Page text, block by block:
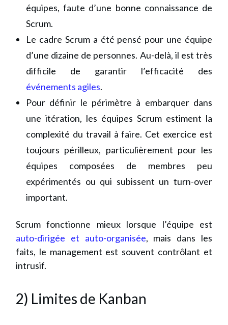
équipes, faute d’une bonne connaissance de
Scrum.
Le cadre Scrum a été pensé pour une équipe
d’une dizaine de personnes. Au-delà, il est très
difficile de garantir l’efficacité des
événements agiles.
Pour définir le périmètre à embarquer dans
une itération, les équipes Scrum estiment la
complexité du travail à faire. Cet exercice est
toujours périlleux, particulièrement pour les
équipes composées de membres peu
expérimentés ou qui subissent un turn-over
important.
Scrum fonctionne mieux lorsque l’équipe est
auto-dirigée et auto-organisée, mais dans les
faits, le management est souvent contrôlant et
intrusif.
2) Limites de Kanban